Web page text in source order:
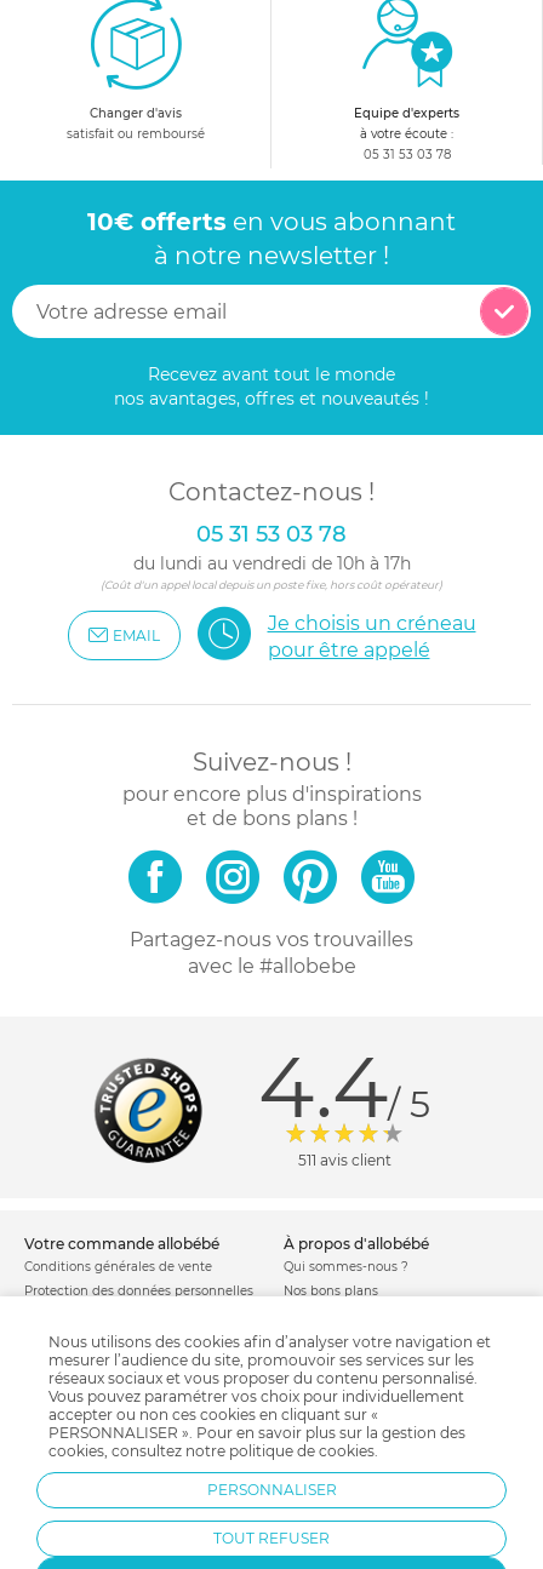
Changer d'avis
satisfait ou remboursé
Equipe d'experts
à votre écoute :
05 31 53 03 78
10€ offerts en vous abonnant
à notre newsletter !
Recevez avant tout le monde
nos avantages, offres et nouveautés !
Contactez-nous !
05 31 53 03 78
du lundi au vendredi de 10h à 17h
(Coût d'un appel local depuis un poste fixe, hors coût opérateur)
EMAIL
Je choisis un créneau
pour être appelé
Suivez-nous !
pour encore plus d'inspirations
et de bons plans !
Partagez-nous vos trouvailles
avec le #allobebe
4.4/ 5
511 avis client
votre commande allobébé
Conditions générales de vente
Protection des données personnelles
Politique de cookies
Modes de livraison
Moyens de paiement
Garantie stock & produit
Satisfait ou remboursé
à propos d'allobébé
Qui sommes-nous ?
Nos bons plans
Mentions légales
Comment se protéger du phishing ?
Soldes allobébé
allobébé vous recommande
Sites et partenaires
Nos licences
les plus d'allobébé
Liste de naissance
Jeux concours
Nous utilisons des cookies afin d’analyser votre navigation et
mesurer l’audience du site, promouvoir ses services sur les
réseaux sociaux et vous proposer du contenu personnalisé.
Vous pouvez paramétrer vos choix pour individuellement
accepter ou non ces cookies en cliquant sur «
PERSONNALISER ». Pour en savoir plus sur la gestion des
cookies, consultez notre politique de cookies.
PERSONNALISER
TOUT REFUSER